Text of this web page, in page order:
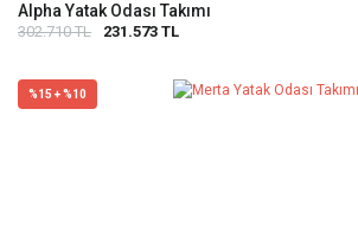
Alpha Yatak Odası Takımı
302.710 TL 231.573 TL
%15 + %10